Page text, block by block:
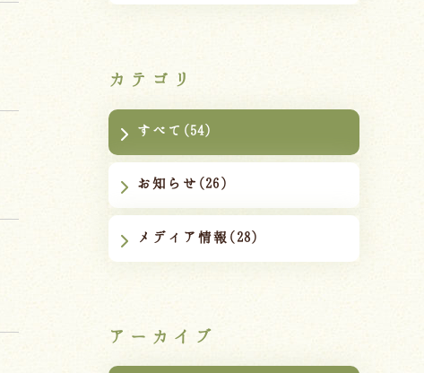
カテゴリ
すべて(54)
お知らせ(26)
メディア情報(28)
アーカイブ